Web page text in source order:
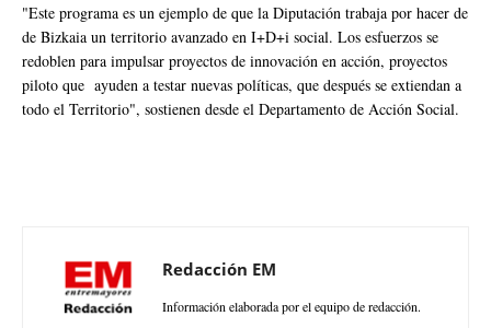
"Este programa es un ejemplo de que la Diputación trabaja por hacer de
de Bizkaia un territorio avanzado en I+D+i social. Los esfuerzos se
redoblen para impulsar proyectos de innovación en acción, proyectos
piloto que ayuden a testar nuevas políticas, que después se extiendan a
todo el Territorio", sostienen desde el Departamento de Acción Social.
Redacción EM
Información elaborada por el equipo de redacción.